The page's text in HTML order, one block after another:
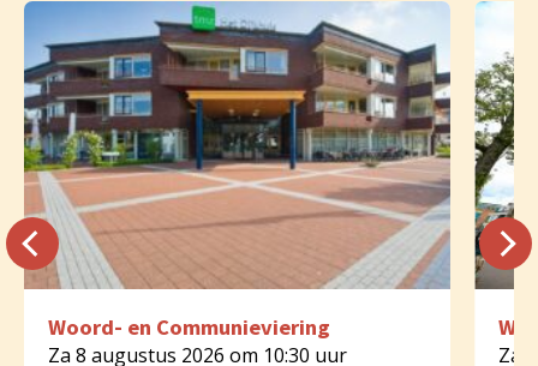
Woord- en Communieviering
Za 8 augustus 2026 om 10:30 uur Za